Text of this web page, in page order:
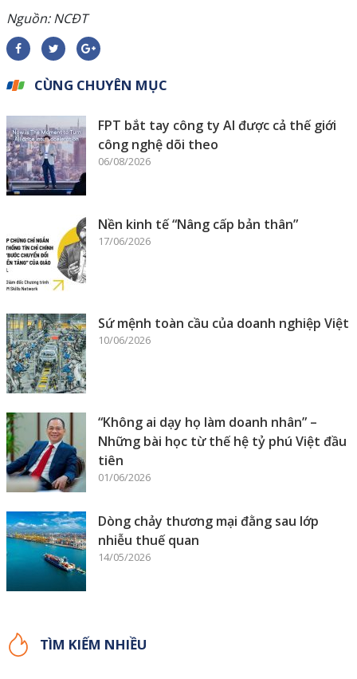
Nguồn: NCĐT
CÙNG CHUYÊN MỤC
FPT bắt tay công ty AI được cả thế giới
công nghệ dõi theo
06/08/2026
Nền kinh tế “Nâng cấp bản thân”
17/06/2026
Sứ mệnh toàn cầu của doanh nghiệp Việt
10/06/2026
“Không ai dạy họ làm doanh nhân” –
Những bài học từ thế hệ tỷ phú Việt đầu
tiên
01/06/2026
Dòng chảy thương mại đằng sau lớp
nhiễu thuế quan
14/05/2026
TÌM KIẾM NHIỀU